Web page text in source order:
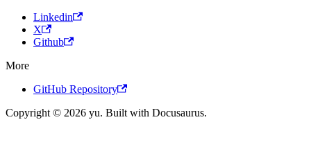
Linkedin
X
Github
More
GitHub Repository
Copyright © 2026 yu. Built with Docusaurus.